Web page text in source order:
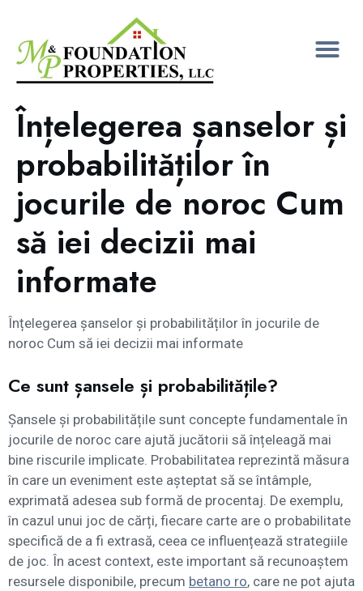
Înțelegerea șanselor și
probabilităților în
jocurile de noroc Cum
să iei decizii mai
informate
Înțelegerea șanselor și probabilităților în jocurile de
noroc Cum să iei decizii mai informate
Ce sunt șansele și probabilitățile?
Șansele și probabilitățile sunt concepte fundamentale în
jocurile de noroc care ajută jucătorii să înțeleagă mai
bine riscurile implicate. Probabilitatea reprezintă măsura
în care un eveniment este așteptat să se întâmple,
exprimată adesea sub formă de procentaj. De exemplu,
în cazul unui joc de cărți, fiecare carte are o probabilitate
specifică de a fi extrasă, ceea ce influențează strategiile
de joc. În acest context, este important să recunoaștem
resursele disponibile, precum betano ro, care ne pot ajuta